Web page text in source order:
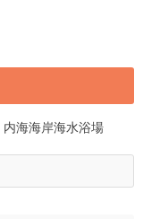
海海岸海水浴場